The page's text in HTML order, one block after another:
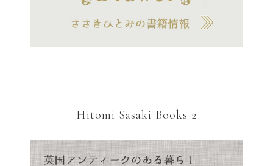
Hitomi Sasaki Books 2